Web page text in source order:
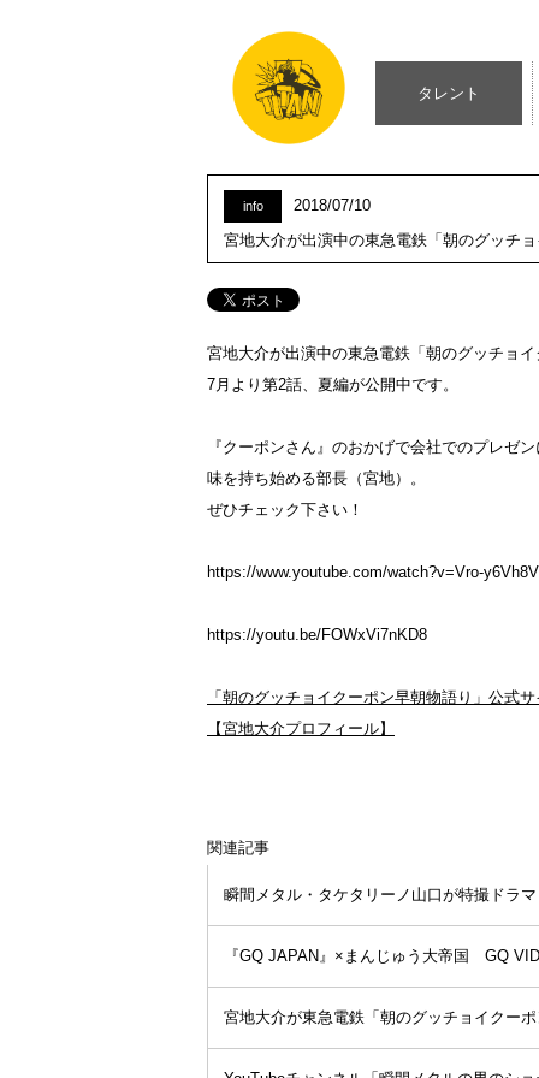
タレント
info
2018/07/10
宮地大介が出演中の東急電鉄「朝のグッチ
宮地大介が出演中の東急電鉄「朝のグッチョ
7月より第2話、夏編が公開中です。
『クーポンさん』のおかげで会社でのプレゼ
味を持ち始める部長（宮地）。
ぜひチェック下さい！
https://www.youtube.com/watch?v=Vro-
https://youtu.be/FOWxVi7nKD8
「朝のグッチョイクーポン早朝物語り」公式サ
【宮地大介プロフィール】
関連記事
瞬間メタル・タケタリーノ山口が特撮ドラ
『GQ JAPAN』×まんじゅう大帝国 GQ
宮地大介が東急電鉄「朝のグッチョイクー